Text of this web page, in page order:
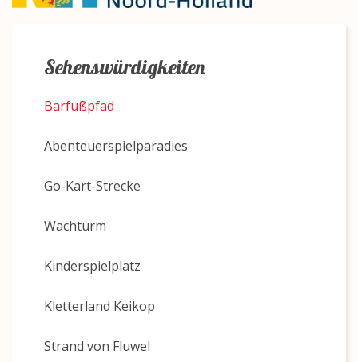
Sehenswürdigkeiten
Barfußpfad
Abenteuerspielparadies
Go-Kart-Strecke
Wachturm
Kinderspielplatz
Kletterland Keikop
Strand von Fluwel